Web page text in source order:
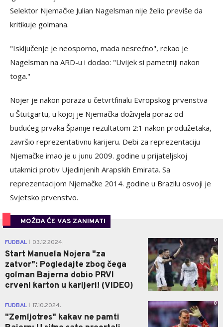
Selektor Njemačke Julian Nagelsman nije želio previše da
kritikuje golmana.
"Isključenje je neosporno, mada nesrećno", rekao je
Nagelsman na ARD-u i dodao: "Uvijek si pametniji nakon
toga."
Nojer je nakon poraza u četvrtfinalu Evropskog prvenstva
u Štutgartu, u kojoj je Njemačka doživjela poraz od
budućeg prvaka Španije rezultatom 2:1 nakon produžetaka,
završio reprezentativnu karijeru. Debi za reprezentaciju
Njemačke imao je u junu 2009. godine u prijateljskoj
utakmici protiv Ujedinjenih Arapskih Emirata. Sa
reprezentacijom Njemačke 2014. godine u Brazilu osvoji je
Svjetsko prvenstvo.
MOŽDA ĆE VAS ZANIMATI
FUDBAL 03.12.2024.
Start Manuela Nojera "za
zatvor": Pogledajte zbog čega
golman Bajerna dobio PRVI
crveni karton u karijeri! (VIDEO)
0
FUDBAL 17.10.2024.
"Zemljotres" kakav ne pamti
0